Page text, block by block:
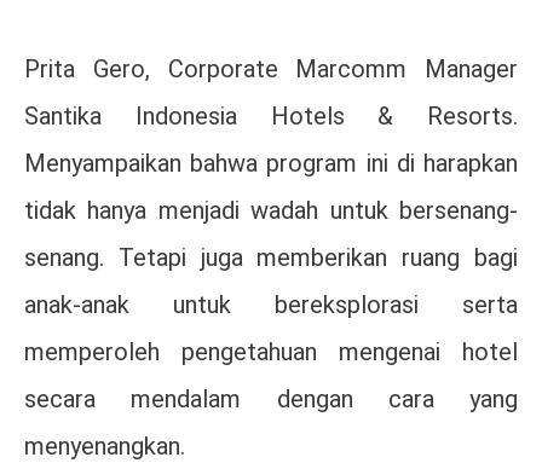
Prita Gero, Corporate Marcomm Manager
Santika Indonesia Hotels & Resorts.
Menyampaikan bahwa program ini di harapkan
tidak hanya menjadi wadah untuk bersenang-
senang. Tetapi juga memberikan ruang bagi
anak-anak untuk bereksplorasi serta
memperoleh pengetahuan mengenai hotel
secara mendalam dengan cara yang
menyenangkan.